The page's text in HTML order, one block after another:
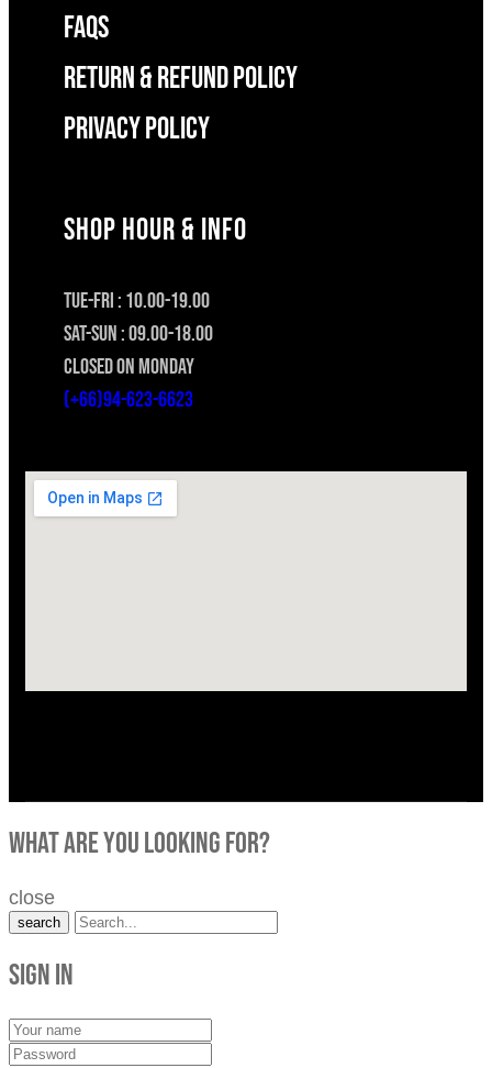
FAQS
RETURN & REFUND POLICY
Privacy Policy
SHOP HOUR & INFO
TUE-FRI : 10.00-19.00
SAT-SUN : 09.00-18.00
CLOSED ON MONDAY
(+66)94-623-6623
what are you looking for?
close
search
Sign in